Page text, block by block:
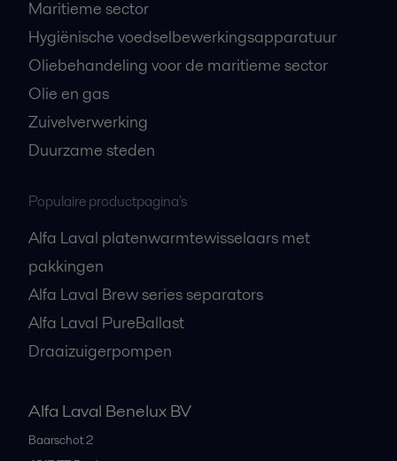
Maritieme sector
Hygiënische voedselbewerkingsapparatuur
Oliebehandeling voor de maritieme sector
Olie en gas
Zuivelverwerking
Duurzame steden
Populaire productpagina's
Alfa Laval platenwarmtewisselaars met
pakkingen
Alfa Laval Brew series separators
Alfa Laval PureBallast
Draaizuigerpompen
Alfa Laval Benelux BV
Baarschot 2